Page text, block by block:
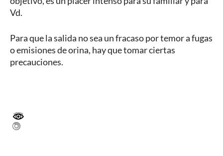
Vd.
Para que la salida no sea un fracaso por temor a fugas
o emisiones de orina, hay que tomar ciertas
precauciones.